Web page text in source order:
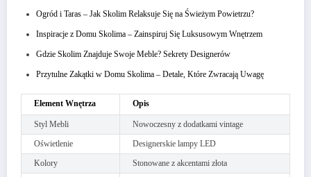
Ogród i Taras – Jak Skolim Relaksuje Się na Świeżym Powietrzu?
Inspiracje z Domu Skolima – Zainspiruj Się Luksusowym Wnętrzem
Gdzie Skolim Znajduje Swoje Meble? Sekrety Designerów
Przytulne Zakątki w Domu Skolima – Detale, Które Zwracają Uwagę
Element Wnętrza Opis
Styl Mebli
Nowoczesny z dodatkami vintage
Oświetlenie
Designerskie lampy LED
Kolory
Stonowane z akcentami złota